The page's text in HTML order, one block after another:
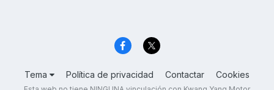
Tema Política de privacidad Contactar Cookies